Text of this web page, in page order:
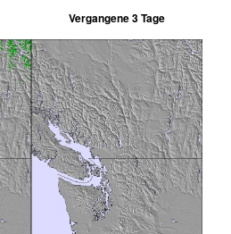
Vergangene 3 Tage